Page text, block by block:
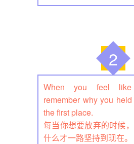
2
When you feel
remember why you
the first place.
每当你想要放弃的时候
什么才一路坚持到现在。